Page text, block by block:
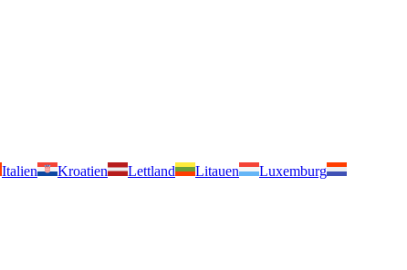
Italien Kroatien Lettland Litauen
Luxemburg